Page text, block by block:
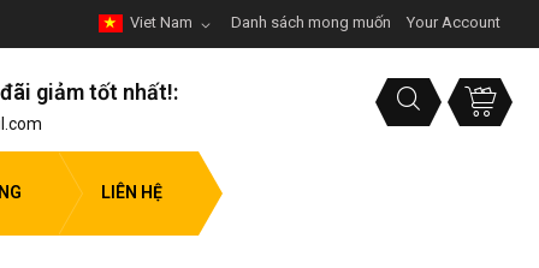
Danh sách mong muốn Your Account
Viet Nam
giảm tốt nhất!:
LIÊN HỆ